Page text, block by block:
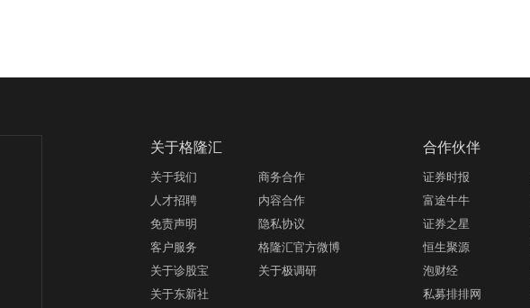
关于格隆汇
关于我们
商务合作
人才招聘
内容合作
免责声明
隐私协议
客户服务
格隆汇官方微博
关于诊股宝
关于极调研
关于东新社
合作伙伴
证券时报
富途牛牛
证券之星
恒生聚源
泡财经
私募排排网